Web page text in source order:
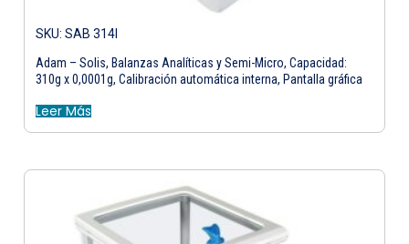
SKU: SAB 314I
Adam – Solis, Balanzas Analíticas y Semi-Micro, Capacidad:
310g x 0,0001g, Calibración automática interna, Pantalla gráfica
Leer Más